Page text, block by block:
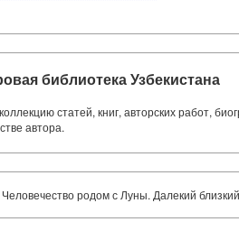
библиотека Узбекистана
статей, книг, авторских работ,
автора.
Человечество родом с Луны. Далекий